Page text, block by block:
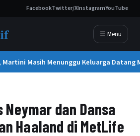
FacebookTwitter/XInstagramYouTube
☰ Menu
Masih Menunggu Keluarga Datang
Neymar dan Dansa
Haaland di MetLife